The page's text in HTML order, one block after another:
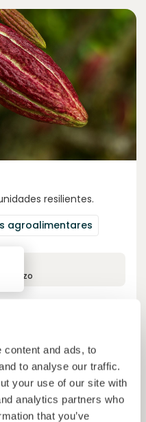
content and ads, to
to analyse our traffic.
your use of our site with
analytics partners who
that you’ve
resilientes.
agroalimentares
prazo
30000000
target